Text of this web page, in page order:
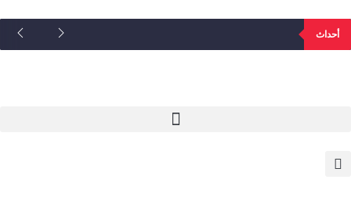
أحداث